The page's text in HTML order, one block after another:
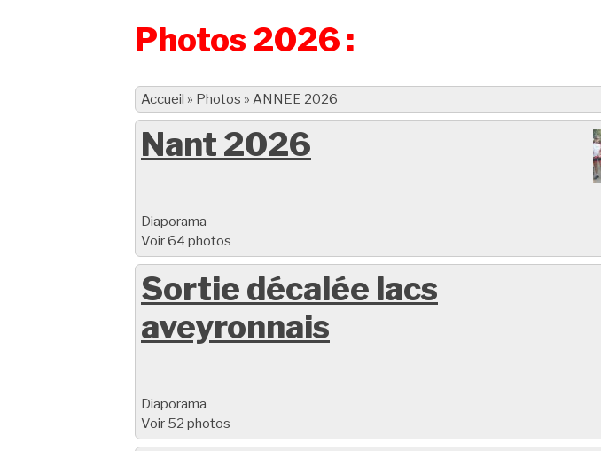
Photos 2026 :
Accueil » Photos » ANNEE 2026
Nant 2026
Diaporama
Voir 64 photos
Sortie décalée lacs
aveyronnais
Diaporama
Voir 52 photos